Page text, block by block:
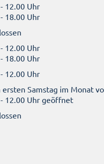
12.00 Uhr
18.00 Uhr
12.00 Uhr
18.00 Uhr
12.00 Uhr
ersten Samstag im Monat
12.00 Uhr geöffnet